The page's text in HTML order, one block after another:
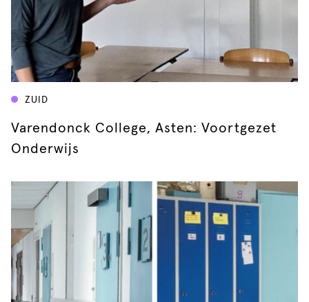
ZUID
Varendonck College, Asten: Voortgezet
Onderwijs